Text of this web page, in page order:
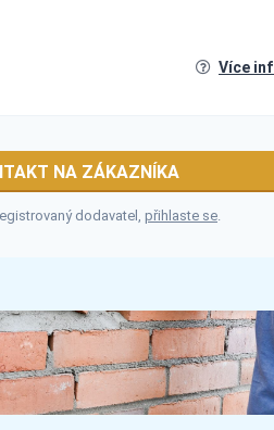
Více
NA ZÁKAZNÍKA
dodavatel, přihlaste se.